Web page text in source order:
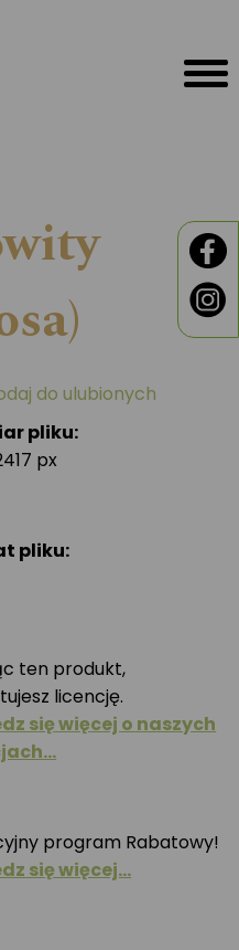
pliku:
px
pliku:
ten produkt,
licencję.
się więcej o naszych
program Rabatowy!
się więcej…
do ulubionych